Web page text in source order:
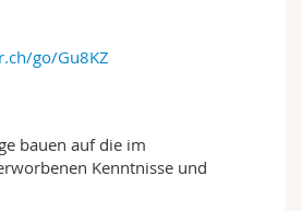
verbindet
sowie interkulturelle
ist der Erwerb
und Methoden zur
historischen Analyse
und Phänomene
Europas und darüber hinaus.
go/Gu8KZ
bauen auf die im
Kenntnisse und